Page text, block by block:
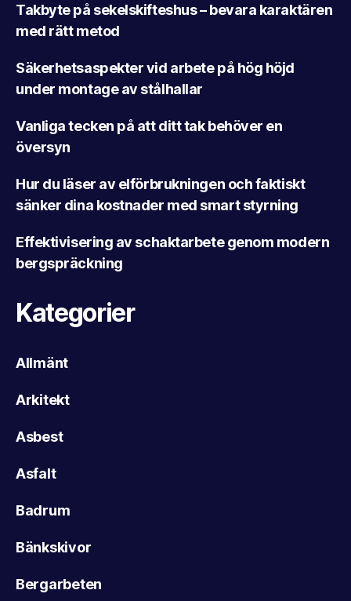
Takbyte på sekelskifteshus – bevara karaktären
med rätt metod
Säkerhetsaspekter vid arbete på hög höjd
under montage av stålhallar
Vanliga tecken på att ditt tak behöver en
översyn
Hur du läser av elförbrukningen och faktiskt
sänker dina kostnader med smart styrning
Effektivisering av schaktarbete genom modern
bergspräckning
Kategorier
Allmänt
Arkitekt
Asbest
Asfalt
Badrum
Bänkskivor
Bergarbeten